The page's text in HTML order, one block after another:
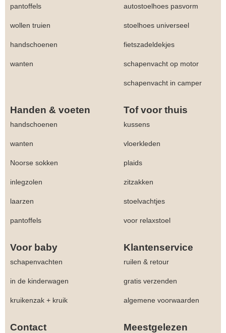
pantoffels autostoelhoes pasvorm
wollen truien stoelhoes universeel
handschoenen fietszadeldekjes
wanten schapenvacht op motor
schapenvacht in camper
Handen & voeten Tof voor thuis
handschoenen kussens
wanten vloerkleden
Noorse sokken plaids
inlegzolen zitzakken
laarzen stoelvachtjes
pantoffels voor relaxstoel
Voor baby Klantenservice
schapenvachten ruilen & retour
in de kinderwagen gratis verzenden
kruikenzak + kruik algemene voorwaarden
Contact Meestgelezen